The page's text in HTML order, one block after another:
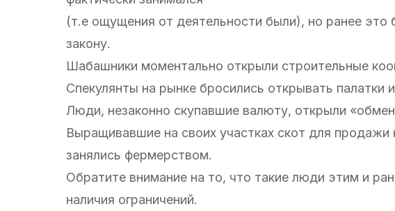
(т.е ощущения от деятельности были), но ранее это
закону.
Шабашники моментально открыли строительные
Спекулянты на рынке бросились открывать палатки
Люди, незаконно скупавшие валюту, открыли
Выращивавшие на своих участках скот для продажи
занялись фермерством.
Обратите внимание на то, что такие люди этим и
наличия ограничений.